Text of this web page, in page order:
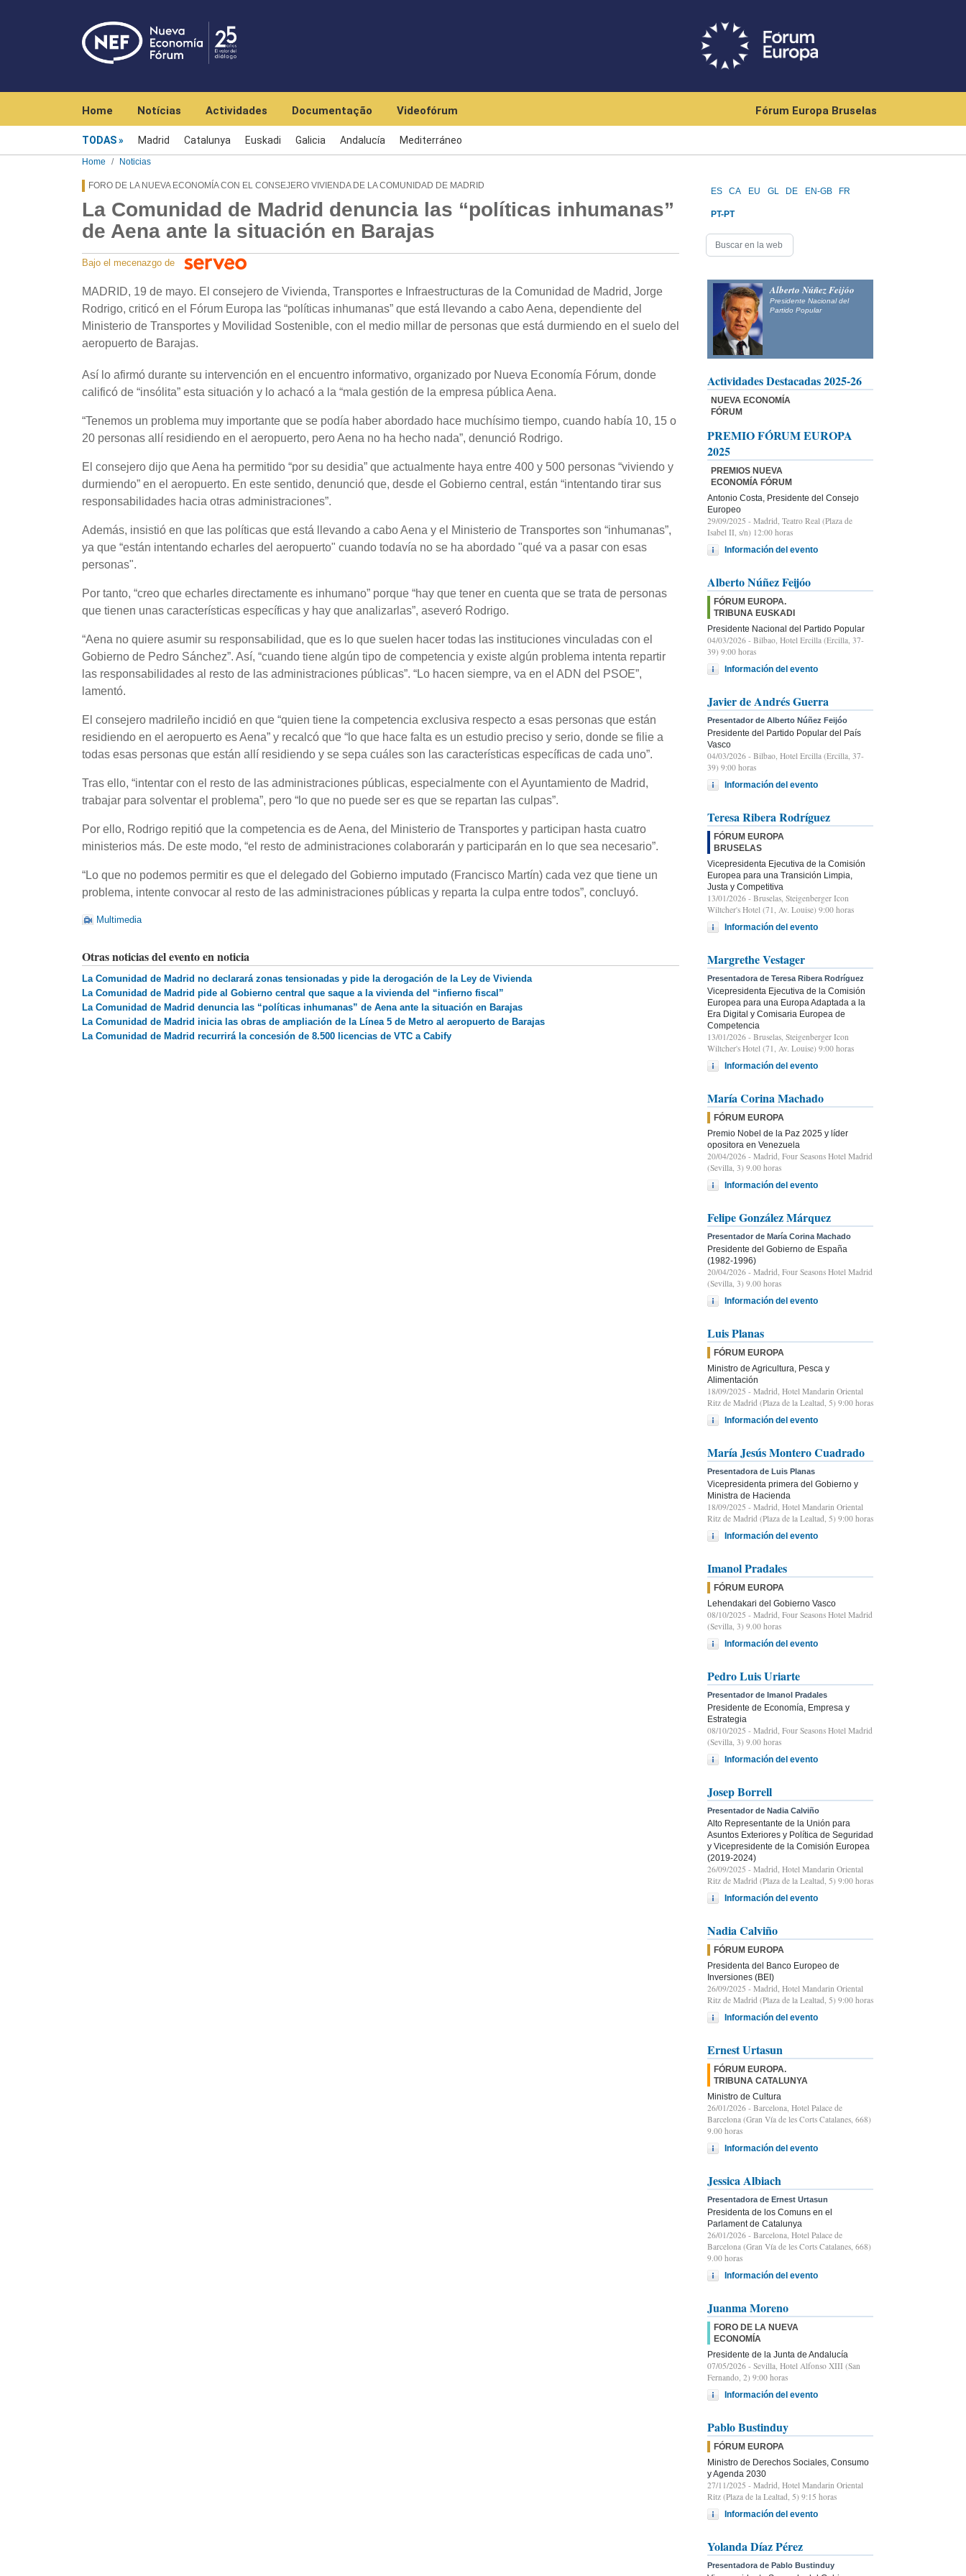
Home Notícias Actividades Documentação Videofórum Fórum Europa Bruselas
TODAS Madrid Catalunya Euskadi Galicia Andalucía Mediterráneo
Home Noticias
FORO DE LA NUEVA ECONOMÍA CON EL CONSEJERO VIVIENDA DE LA COMUNIDAD DE MADRID
La Comunidad de Madrid denuncia las “políticas inhumanas”
de Aena ante la situación en Barajas
Bajo el mecenazgo de
MADRID, 19 de mayo. El consejero de Vivienda, Transportes e Infraestructuras de la Comunidad de Madrid, Jorge
Rodrigo, criticó en el Fórum Europa las “políticas inhumanas” que está llevando a cabo Aena, dependiente del
Ministerio de Transportes y Movilidad Sostenible, con el medio millar de personas que está durmiendo en el suelo del
aeropuerto de Barajas.
Así lo afirmó durante su intervención en el encuentro informativo, organizado por Nueva Economía Fórum, donde
calificó de “insólita” esta situación y lo achacó a la “mala gestión de la empresa pública Aena.
“Tenemos un problema muy importante que se podía haber abordado hace muchísimo tiempo, cuando había 10, 15 o
20 personas allí residiendo en el aeropuerto, pero Aena no ha hecho nada”, denunció Rodrigo.
El consejero dijo que Aena ha permitido “por su desidia” que actualmente haya entre 400 y 500 personas “viviendo y
durmiendo” en el aeropuerto. En este sentido, denunció que, desde el Gobierno central, están “intentando tirar sus
responsabilidades hacia otras administraciones”.
Además, insistió en que las políticas que está llevando a cabo Aena y el Ministerio de Transportes son “inhumanas”,
ya que “están intentando echarles del aeropuerto" cuando todavía no se ha abordado "qué va a pasar con esas
personas".
Por tanto, “creo que echarles directamente es inhumano” porque “hay que tener en cuenta que se trata de personas
que tienen unas características específicas y hay que analizarlas”, aseveró Rodrigo.
“Aena no quiere asumir su responsabilidad, que es lo que suelen hacer todas las instituciones vinculadas con el
Gobierno de Pedro Sánchez”. Así, “cuando tiene algún tipo de competencia y existe algún problema intenta repartir
las responsabilidades al resto de las administraciones públicas”. “Lo hacen siempre, va en el ADN del PSOE”,
lamentó.
El consejero madrileño incidió en que “quien tiene la competencia exclusiva respecto a esas personas que están
residiendo en el aeropuerto es Aena” y recalcó que “lo que hace falta es un estudio preciso y serio, donde se filie a
todas esas personas que están allí residiendo y se sepa cuáles son las características específicas de cada uno”.
Tras ello, “intentar con el resto de las administraciones públicas, especialmente con el Ayuntamiento de Madrid,
trabajar para solventar el problema”, pero “lo que no puede ser es que se repartan las culpas”.
Por ello, Rodrigo repitió que la competencia es de Aena, del Ministerio de Transportes y participan hasta cuatro
ministerios más. De este modo, “el resto de administraciones colaborarán y participarán en lo que sea necesario”.
“Lo que no podemos permitir es que el delegado del Gobierno imputado (Francisco Martín) cada vez que tiene un
problema, intente convocar al resto de las administraciones públicas y reparta la culpa entre todos”, concluyó.
Multimedia
Otras noticias del evento en noticia
La Comunidad de Madrid no declarará zonas tensionadas y pide la derogación de la Ley de Vivienda
La Comunidad de Madrid pide al Gobierno central que saque a la vivienda del “infierno fiscal”
La Comunidad de Madrid denuncia las “políticas inhumanas” de Aena ante la situación en Barajas
La Comunidad de Madrid inicia las obras de ampliación de la Línea 5 de Metro al aeropuerto de Barajas
La Comunidad de Madrid recurrirá la concesión de 8.500 licencias de VTC a Cabify
ES CA EU GL DE EN-GB FR
PT-PT
Alberto Núñez Feijóo
Presidente Nacional del
Partido Popular
Actividades Destacadas 2025-26
NUEVA ECONOMÍA
FÓRUM
PREMIO FÓRUM EUROPA
2025
PREMIOS NUEVA
ECONOMÍA FÓRUM
Antonio Costa, Presidente del Consejo
Europeo
29/09/2025 - Madrid, Teatro Real (Plaza de
Isabel II, s/n) 12:00 horas
Información del evento
Alberto Núñez Feijóo
FÓRUM EUROPA.
TRIBUNA EUSKADI
Presidente Nacional del Partido Popular
04/03/2026 - Bilbao, Hotel Ercilla (Ercilla, 37-
39) 9:00 horas
Información del evento
Javier de Andrés Guerra
Presentador de Alberto Núñez Feijóo
Presidente del Partido Popular del País
Vasco
04/03/2026 - Bilbao, Hotel Ercilla (Ercilla, 37-
39) 9:00 horas
Información del evento
Teresa Ribera Rodríguez
FÓRUM EUROPA
BRUSELAS
Vicepresidenta Ejecutiva de la Comisión
Europea para una Transición Limpia,
Justa y Competitiva
13/01/2026 - Bruselas, Steigenberger Icon
Wiltcher's Hotel (71, Av. Louise) 9:00 horas
Información del evento
Margrethe Vestager
Presentadora de Teresa Ribera Rodríguez
Vicepresidenta Ejecutiva de la Comisión
Europea para una Europa Adaptada a la
Era Digital y Comisaria Europea de
Competencia
13/01/2026 - Bruselas, Steigenberger Icon
Wiltcher's Hotel (71, Av. Louise) 9:00 horas
Información del evento
María Corina Machado
FÓRUM EUROPA
Premio Nobel de la Paz 2025 y líder
opositora en Venezuela
20/04/2026 - Madrid, Four Seasons Hotel Madrid
(Sevilla, 3) 9.00 horas
Información del evento
Felipe González Márquez
Presentador de María Corina Machado
Presidente del Gobierno de España
(1982-1996)
20/04/2026 - Madrid, Four Seasons Hotel Madrid
(Sevilla, 3) 9.00 horas
Información del evento
Luis Planas
FÓRUM EUROPA
Ministro de Agricultura, Pesca y
Alimentación
18/09/2025 - Madrid, Hotel Mandarin Oriental
Ritz de Madrid (Plaza de la Lealtad, 5) 9:00 horas
Información del evento
María Jesús Montero Cuadrado
Presentadora de Luis Planas
Vicepresidenta primera del Gobierno y
Ministra de Hacienda
18/09/2025 - Madrid, Hotel Mandarin Oriental
Ritz de Madrid (Plaza de la Lealtad, 5) 9:00 horas
Información del evento
Imanol Pradales
FÓRUM EUROPA
Lehendakari del Gobierno Vasco
08/10/2025 - Madrid, Four Seasons Hotel Madrid
(Sevilla, 3) 9.00 horas
Información del evento
Pedro Luis Uriarte
Presentador de Imanol Pradales
Presidente de Economía, Empresa y
Estrategia
08/10/2025 - Madrid, Four Seasons Hotel Madrid
(Sevilla, 3) 9.00 horas
Información del evento
Josep Borrell
Presentador de Nadia Calviño
Alto Representante de la Unión para
Asuntos Exteriores y Política de Seguridad
y Vicepresidente de la Comisión Europea
(2019-2024)
26/09/2025 - Madrid, Hotel Mandarin Oriental
Ritz de Madrid (Plaza de la Lealtad, 5) 9:00 horas
Información del evento
Nadia Calviño
FÓRUM EUROPA
Presidenta del Banco Europeo de
Inversiones (BEI)
26/09/2025 - Madrid, Hotel Mandarin Oriental
Ritz de Madrid (Plaza de la Lealtad, 5) 9:00 horas
Información del evento
Ernest Urtasun
FÓRUM EUROPA.
TRIBUNA CATALUNYA
Ministro de Cultura
26/01/2026 - Barcelona, Hotel Palace de
Barcelona (Gran Vía de les Corts Catalanes, 668)
9.00 horas
Información del evento
Jessica Albiach
Presentadora de Ernest Urtasun
Presidenta de los Comuns en el
Parlament de Catalunya
26/01/2026 - Barcelona, Hotel Palace de
Barcelona (Gran Vía de les Corts Catalanes, 668)
9.00 horas
Información del evento
Juanma Moreno
FORO DE LA NUEVA
ECONOMÍA
Presidente de la Junta de Andalucía
07/05/2026 - Sevilla, Hotel Alfonso XIII (San
Fernando, 2) 9:00 horas
Información del evento
Pablo Bustinduy
FÓRUM EUROPA
Ministro de Derechos Sociales, Consumo
y Agenda 2030
27/11/2025 - Madrid, Hotel Mandarin Oriental
Ritz (Plaza de la Lealtad, 5) 9:15 horas
Información del evento
Yolanda Díaz Pérez
Presentadora de Pablo Bustinduy